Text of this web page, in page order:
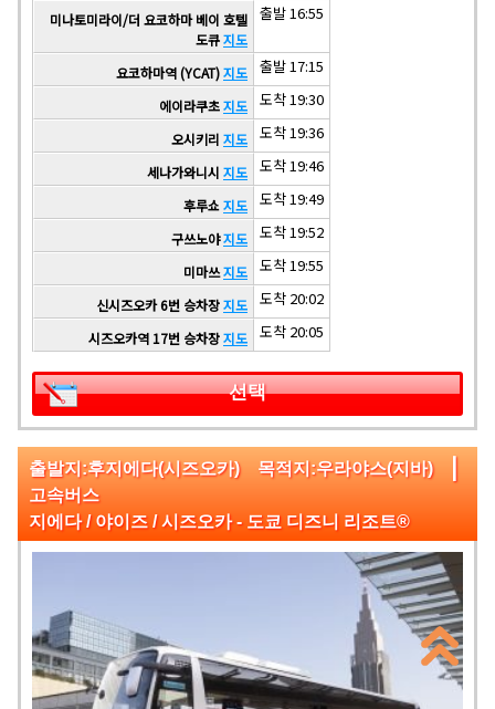
미나토미라이/더 요코하마 베이 호텔
도큐지도
출발 16:55
요코하마역 (YCAT)지도 출발 17:15
에이라쿠초지도 도착 19:30
오시키리 지도 도착 19:36
세나가와니시 지도 도착 19:46
후루쇼지도 도착 19:49
구쓰노야지도 도착 19:52
미마쓰지도 도착 19:55
신시즈오카 6번 승차장지도 도착 20:02
시즈오카역 17번 승차장지도 도착 20:05
선택
출발지:후지에다(시즈오카) 목적지:우라야스(지바) |
고속버스
지에다 / 야이즈 / 시즈오카 - 도쿄 디즈니 리조트®